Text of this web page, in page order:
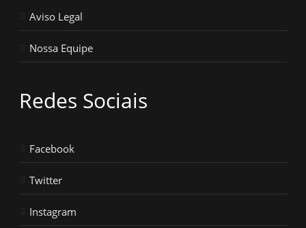
Aviso Legal
Nossa Equipe
Redes Sociais
Facebook
Twitter
Instagram